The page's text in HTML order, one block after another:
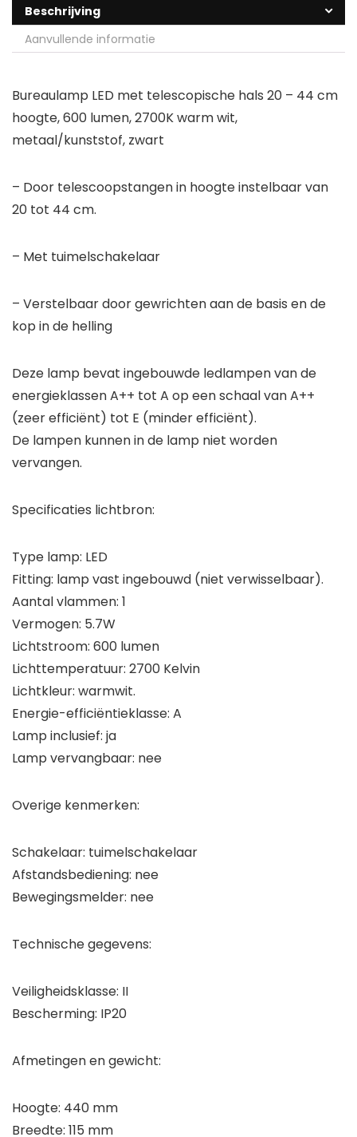
Beschrijving
Aanvullende informatie
Bureaulamp LED met telescopische hals 20 – 44 cm
hoogte, 600 lumen, 2700K warm wit,
metaal/kunststof, zwart
– Door telescoopstangen in hoogte instelbaar van
20 tot 44 cm.
– Met tuimelschakelaar
– Verstelbaar door gewrichten aan de basis en de
kop in de helling
Deze lamp bevat ingebouwde ledlampen van de
energieklassen A++ tot A op een schaal van A++
(zeer efficiënt) tot E (minder efficiënt).
De lampen kunnen in de lamp niet worden
vervangen.
Specificaties lichtbron:
Type lamp: LED
Fitting: lamp vast ingebouwd (niet verwisselbaar).
Aantal vlammen: 1
Vermogen: 5.7W
Lichtstroom: 600 lumen
Lichttemperatuur: 2700 Kelvin
Lichtkleur: warmwit.
Energie-efficiëntieklasse: A
Lamp inclusief: ja
Lamp vervangbaar: nee
Overige kenmerken:
Schakelaar: tuimelschakelaar
Afstandsbediening: nee
Bewegingsmelder: nee
Technische gegevens:
Veiligheidsklasse: II
Bescherming: IP20
Afmetingen en gewicht:
Hoogte: 440 mm
Breedte: 115 mm